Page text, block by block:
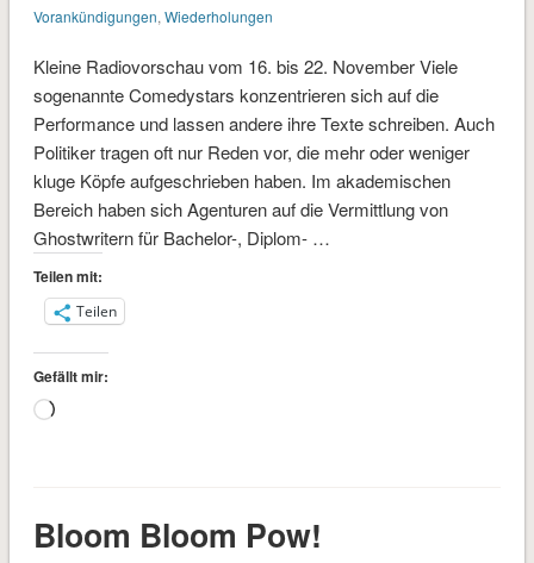
Vorankündigungen, Wiederholungen
Kleine Radiovorschau vom 16. bis 22. November Viele
sogenannte Comedystars konzentrieren sich auf die
Performance und lassen andere ihre Texte schreiben. Auch
Politiker tragen oft nur Reden vor, die mehr oder weniger
kluge Köpfe aufgeschrieben haben. Im akademischen
Bereich haben sich Agenturen auf die Vermittlung von
Ghostwritern für Bachelor-, Diplom- …
Teilen mit:
Teilen
Gefällt mir:
Wird
Bloom Bloom Pow!